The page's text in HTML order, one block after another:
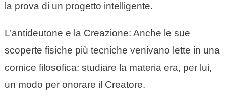
la prova di un progetto intelligente.
L’antideutone e la Creazione: Anche le sue
scoperte fisiche più tecniche venivano lette in una
cornice filosofica: studiare la materia era, per lui,
un modo per onorare il Creatore.